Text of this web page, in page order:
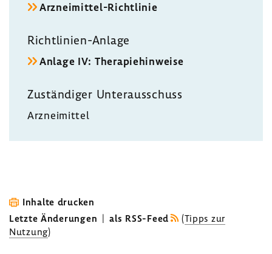
Arzneimittel-​Richtlinie
Richtlinien-​Anlage
Anlage IV: Thera­pie­hin­weise
Zustän­diger Unter­aus­schuss
Arznei­mittel
Inhalte drucken
Letzte Änderungen | als RSS-Feed (Tipps zur
Nutzung)